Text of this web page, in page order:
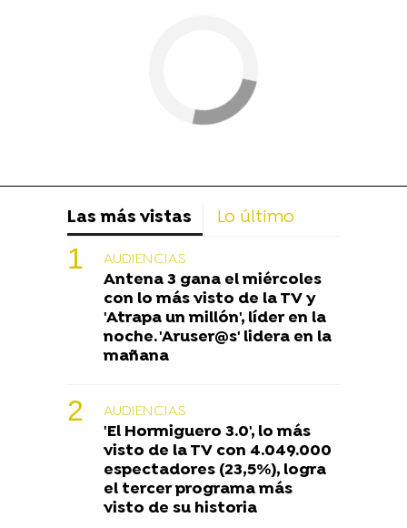
Las más vistas Lo último
AUDIENCIAS
Antena 3 gana el miércoles
con lo más visto de la TV y
'Atrapa un millón', líder en la
noche. 'Aruser@s' lidera en la
mañana
AUDIENCIAS
'El Hormiguero 3.0', lo más
visto de la TV con 4.049.000
espectadores (23,5%), logra
el tercer programa más
visto de su historia